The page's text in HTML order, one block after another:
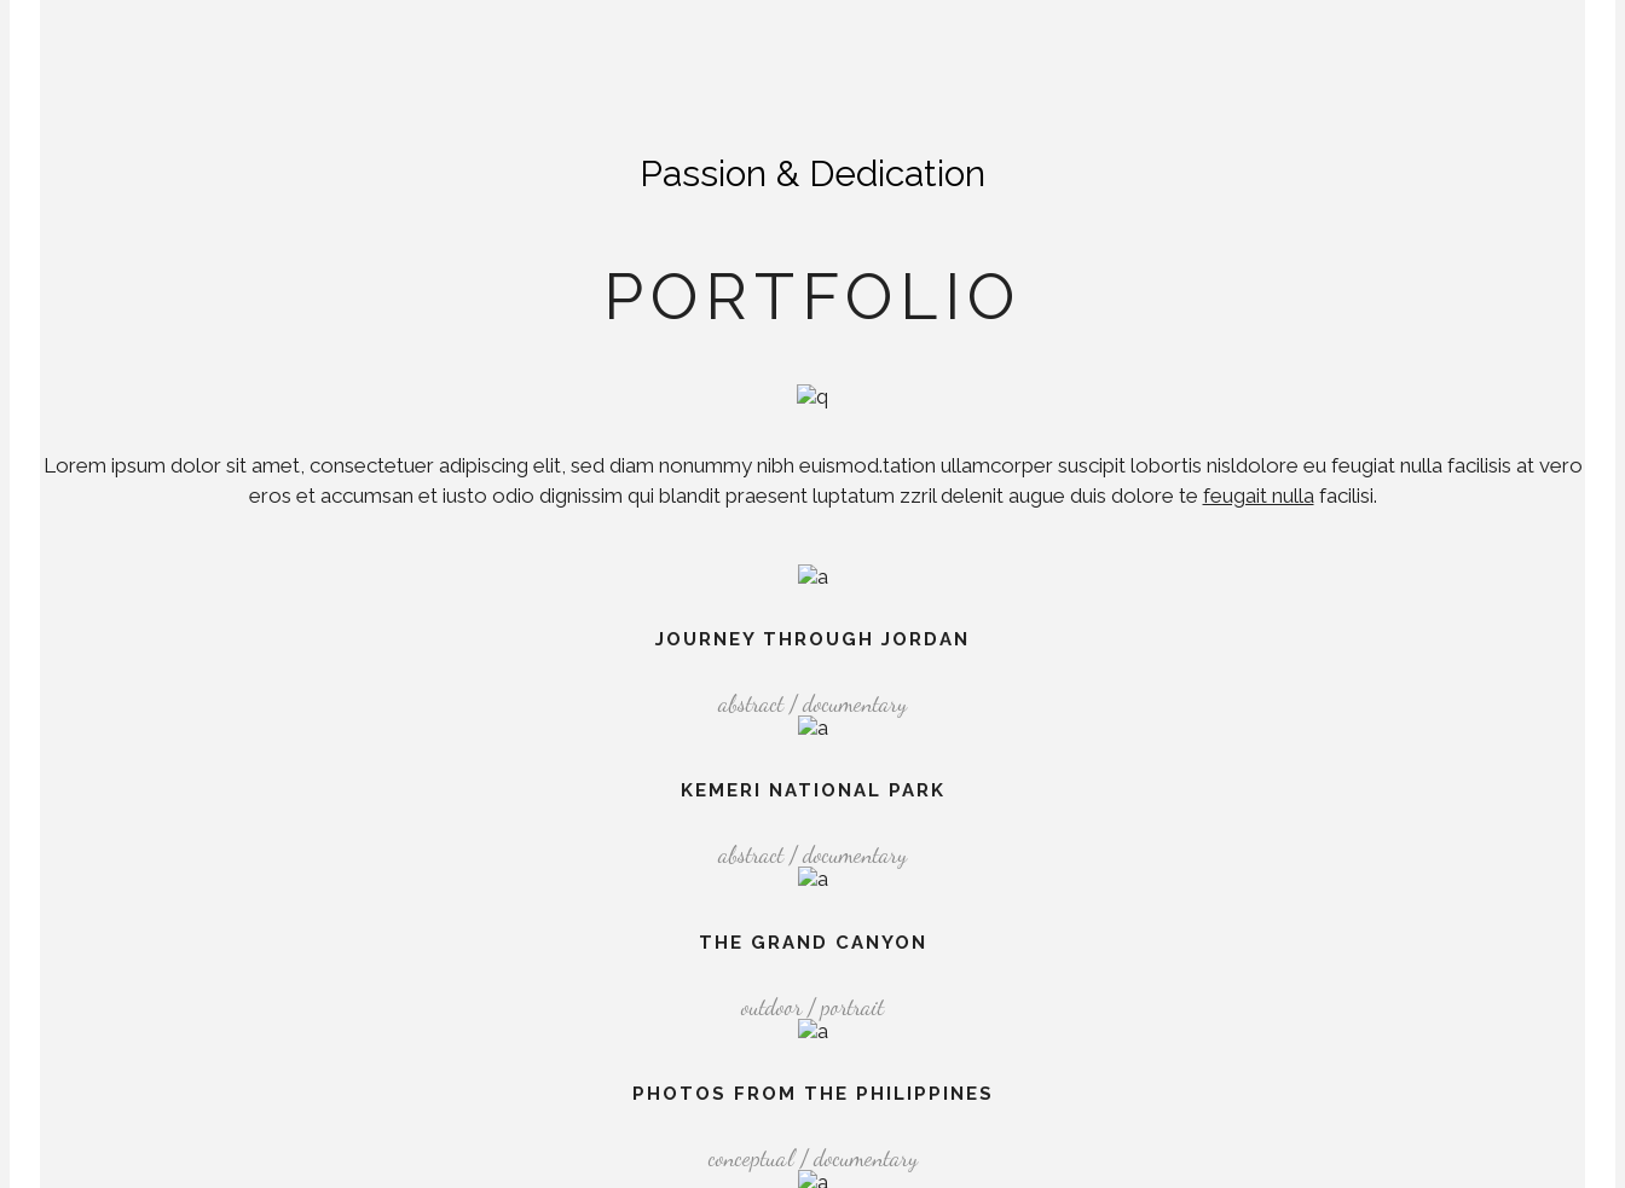
Passion & Dedication
PORTFOLIO
Lorem ipsum dolor sit amet, consectetuer adipiscing elit, sed diam nonummy nibh euismod.tation ullamcorper suscipit lobortis nisldolore eu feugiat nulla facilisis at vero
eros et accumsan et iusto odio dignissim qui blandit praesent luptatum zzril delenit augue duis dolore te feugait nullafacilisi.
JOURNEY THROUGH JORDAN
abstract / documentary
KEMERI NATIONAL PARK
abstract / documentary
THE GRAND CANYON
outdoor / portrait
PHOTOS FROM THE PHILIPPINES
conceptual / documentary